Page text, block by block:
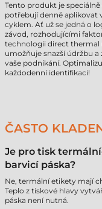
Tento produkt je
potřebují denně aplikovat
cyklem. Ať už se jedná o
závod, rozhodujícími
technologii direct thermal
umožňuje snazší údržbu
vaše podnikání.
každodenní identifikaci!
ČASTO
Je pro tisk
barvicí páska?
Ne, termální etikety mají
Teplo z tiskové hlavy
páska není nutná.